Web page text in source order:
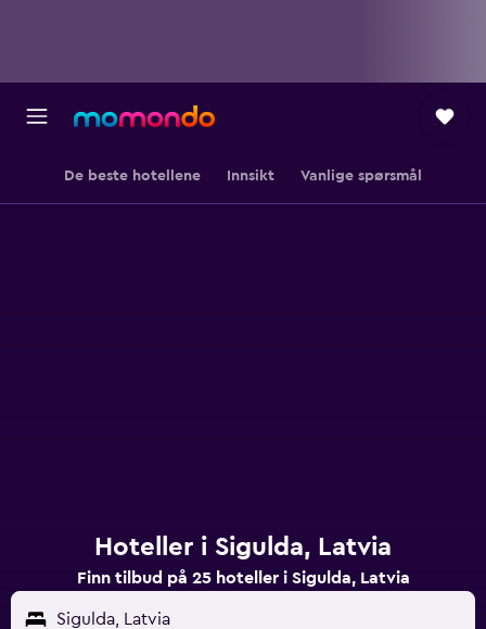
De beste hotellene Innsikt Vanlige spørsmål
Hoteller i Sigulda, Latvia
Finn tilbud på 25 hoteller i Sigulda, Latvia
Sigulda, Latvia